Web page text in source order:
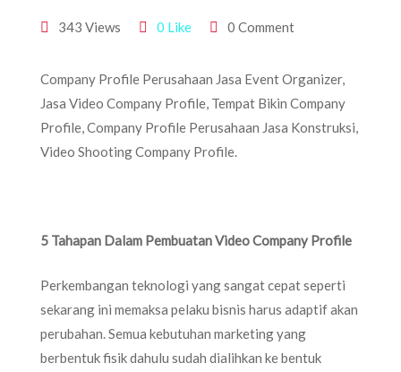
343 Views 0 Like 0 Comment
Company Profile Perusahaan Jasa Event Organizer,
Jasa Video Company Profile, Tempat Bikin Company
Profile, Company Profile Perusahaan Jasa Konstruksi,
Video Shooting Company Profile.
5 Tahapan Dalam Pembuatan Video Company Profile
Perkembangan teknologi yang sangat cepat seperti
sekarang ini memaksa pelaku bisnis harus adaptif akan
perubahan. Semua kebutuhan marketing yang
berbentuk fisik dahulu sudah dialihkan ke bentuk